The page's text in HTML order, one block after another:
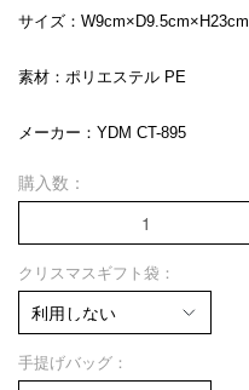
サイズ：W9cm×D9.5cm×H23cm
素材：ポリエステル PE
メーカー：YDM CT-895
購入数：
クリスマスギフト袋：
手提げバッグ：